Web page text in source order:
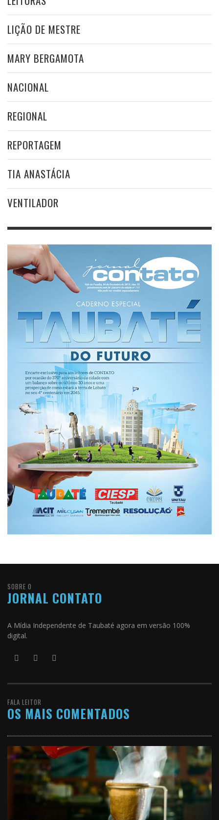
LIÇÃO DE MESTRE
MARY BERGAMOTA
NACIONAL
REGIONAL
REPORTAGEM
TIA ANASTÁCIA
VENTILADOR
SOBRE O
JORNAL CONTATO
A Mídia Independente de Taubaté agora em versão 100%
digital.
FALA LEITOR
OS MAIS COMENTADOS